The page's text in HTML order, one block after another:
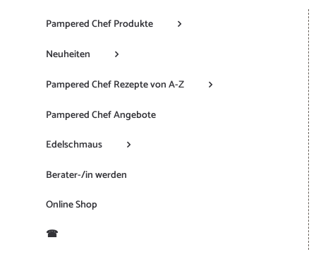
Pampered Chef Produkte
Neuheiten
Pampered Chef Rezepte von A-Z
Pampered Chef Angebote
Edelschmaus
Berater-/in werden
Online Shop
☎